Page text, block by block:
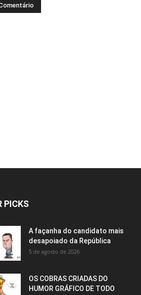
PICKS
A façanha do candidato mais
desapoiado da República
5 de agosto de 2026
OS COBRAS CRIADAS DO
HUMOR GRÁFICO DE TODO